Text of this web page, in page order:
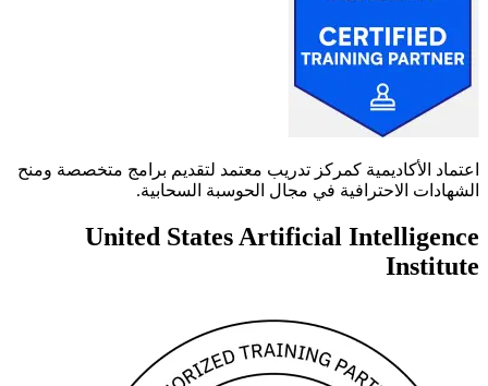
اعتماد الأكاديمية كمركز تدريب معتمد لتقديم برامج متخصصة ومنح
الشهادات الاحترافية في مجال الحوسبة السحابية.
United States Artificial Intelligence
Institute